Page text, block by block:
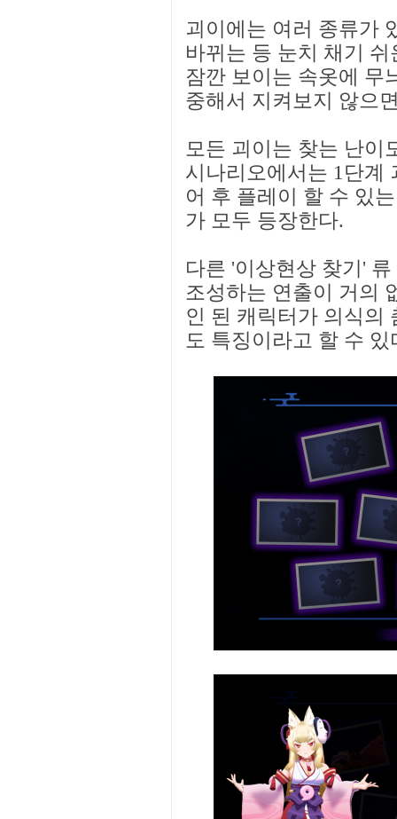
괴이에는 여러 종류가
바뀌는 등 눈치 채기
잠깐 보이는 속옷에 무
중해서 지켜보지 않으
모든 괴이는 찾는 난이
시나리오에서는 1단계
어 후 플레이 할 수 있
가 모두 등장한다.
다른 '이상현상 찾기'
조성하는 연출이 거의
인 된 캐릭터가 의식의
도 특징이라고 할 수 있